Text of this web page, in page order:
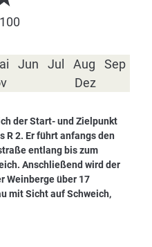
Jun Jul Aug
Sep
Dez
der Start- und Zielpunkt
R 2. Er führt anfangs den
entlang bis zum
Anschließend wird der
Weinberge über 17
mit Sicht auf Schweich,